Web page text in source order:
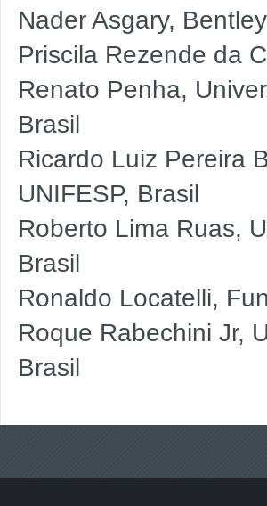
Nader Asgary,
Priscila Rezende da
Renato Penha,
Brasil
Ricardo Luiz Pereira
UNIFESP, Brasil
Roberto Lima Ruas,
Brasil
Ronaldo Locatelli,
Roque Rabechini Jr,
Brasil